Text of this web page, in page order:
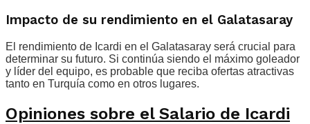
Impacto de su rendimiento en el Galatasaray
El rendimiento de Icardi en el Galatasaray será crucial para
determinar su futuro. Si continúa siendo el máximo goleador
y líder del equipo, es probable que reciba ofertas atractivas
tanto en Turquía como en otros lugares.
Opiniones sobre el Salario de Icardi